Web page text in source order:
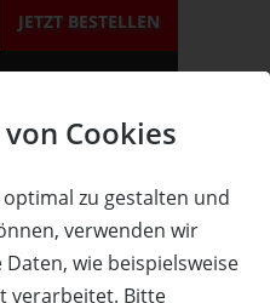
Cookies
zu gestalten und
verwenden wir
wie beispielsweise
verarbeitet. Bitte
JETZTBESTELLEN
- Suite & Spa
halben Preis!
only!